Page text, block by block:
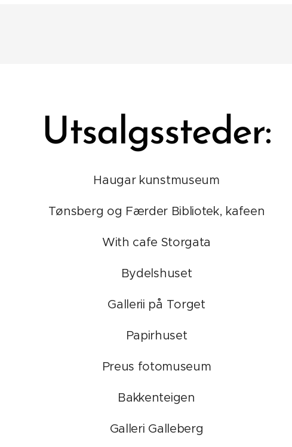
Utsalgssteder:
Haugar kunstmuseum
Tønsberg og Færder Bibliotek, kafeen
With cafe Storgata
Bydelshuset
Gallerii på Torget
Papirhuset
Preus fotomuseum
Bakkenteigen
Galleri Galleberg